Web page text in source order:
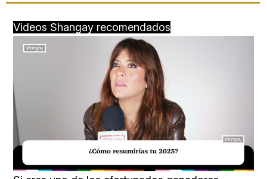
Videos Shangay recomendados
Unmute Loaded:
15.78%